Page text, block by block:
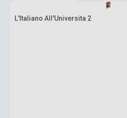
L'Italiano All'Universita 2